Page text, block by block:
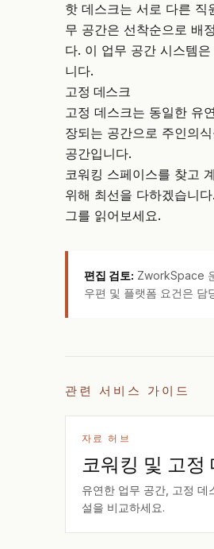
핫 데스크는 서로 다른 직
무 공간은 선착순으로 배
다. 이 업무 공간 시스템
니다.
고정 데스크
고정 데스크는 동일한 유
장되는 공간으로 주인의
공간입니다.
코워킹 스페이스를 찾고
위해 최선을 다하겠습니
그를 읽어보세요.
편집 검토: ZworkSpace
우편 및 플랫폼 요건은 담
관련 서비스 가이드
자료 허브
코워킹 및 고정
유연한 업무 공간, 고정 데
설을 비교하세요.